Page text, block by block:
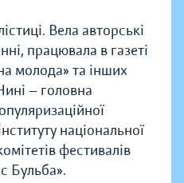
Вела авторські
працювала в газеті
молода» та інших
— головна
національної
фестивалів
Бульба».